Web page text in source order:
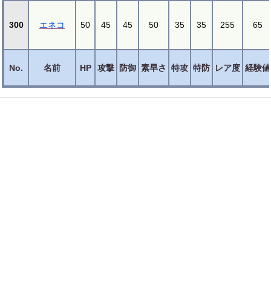
No. 名前 HP 攻撃 防御 素早さ 特攻 特防 レア度 経験値
300 エネコ 50 45 45 50 35 35 255 65